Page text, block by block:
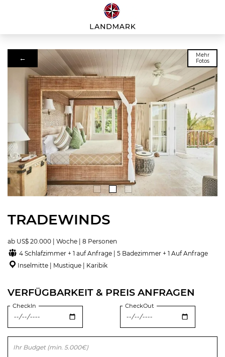
←
Mehr
Fotos
TRADEWINDS
ab US$ 20.000 | Woche | 8 Personen
4 Schlafzimmer + 1 auf Anfrage | 5 Badezimmer + 1 Auf Anfrage
Inselmitte | Mustique | Karibik
VERFÜGBARKEIT & PREIS ANFRAGEN
CheckIn CheckOut
Bitte lasse dieses Feld leer.